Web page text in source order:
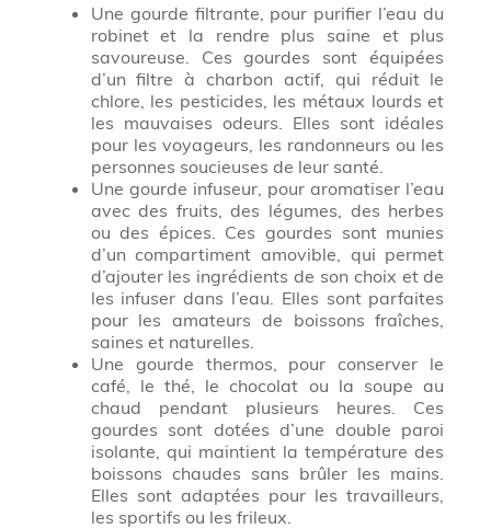
Une gourde filtrante, pour purifier l’eau du
robinet et la rendre plus saine et plus
savoureuse. Ces gourdes sont équipées
d’un filtre à charbon actif, qui réduit le
chlore, les pesticides, les métaux lourds et
les mauvaises odeurs. Elles sont idéales
pour les voyageurs, les randonneurs ou les
personnes soucieuses de leur santé.
Une gourde infuseur, pour aromatiser l’eau
avec des fruits, des légumes, des herbes
ou des épices. Ces gourdes sont munies
d’un compartiment amovible, qui permet
d’ajouter les ingrédients de son choix et de
les infuser dans l’eau. Elles sont parfaites
pour les amateurs de boissons fraîches,
saines et naturelles.
Une gourde thermos, pour conserver le
café, le thé, le chocolat ou la soupe au
chaud pendant plusieurs heures. Ces
gourdes sont dotées d’une double paroi
isolante, qui maintient la température des
boissons chaudes sans brûler les mains.
Elles sont adaptées pour les travailleurs,
les sportifs ou les frileux.